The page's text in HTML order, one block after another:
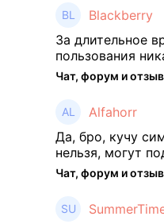
тронуты. То есть
автоматической
как у ...
Blackberry
За длительное
пользования
нареканий
меня не было, но
месяцев как то
подзабросил
изменений,
Alfahorr
Да, бро, кучу
нельзя, могут
замести Я пока
старты, полет
👌🏻